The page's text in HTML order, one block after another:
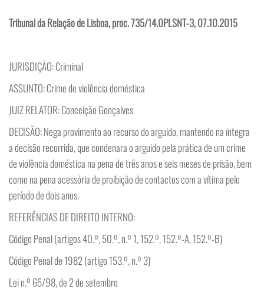
Tribunal da Relação de Lisboa, proc. 735/14.0PLSNT-3, 07.10.2015
JURISDIÇÃO: Criminal
ASSUNTO: Crime de violência doméstica
JUIZ RELATOR: Conceição Gonçalves
DECISÃO: Nega provimento ao recurso do arguido, mantendo na íntegra
a decisão recorrida, que condenara o arguido pela prática de um crime
de violência doméstica na pena de três anos e seis meses de prisão, bem
como na pena acessória de proibição de contactos com a vítima pelo
período de dois anos.
REFERÊNCIAS DE DIREITO INTERNO:
Código Penal (artigos 40.º, 50.º, n.º 1, 152.º, 152.º-A, 152.º-B)
Código Penal de 1982 (artigo 153.º, n.º 3)
Lei n.º 65/98, de 2 de setembro